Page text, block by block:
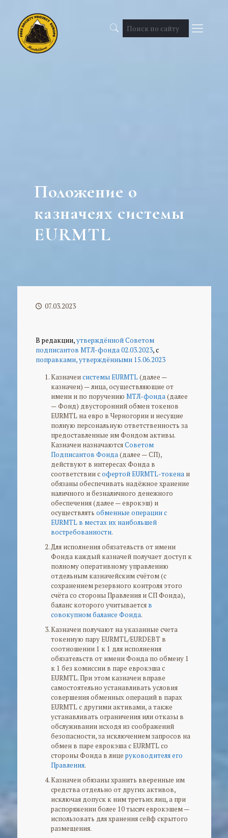
Положение о
казначеях системы
EURMTL
07.03.2023
В редакции,утверждённой Советом
подписантов МТЛ-фонда 02.03.2023, с
поправками, утверждёнными 15.06.2023
Казначеисистемы EURMTL(далее —
казначеи) — лица, осуществляющие от
имени и по поручению МТЛ-фонда(далее
— Фонд) двусторонний обмен токенов
EURMTL на евро в Черногории и несущие
полную персональную ответственность за
предоставленные им Фондом активы.
Казначеи назначаютсяСоветом
Подписантов Фонда(далее — СП),
действуют в интересах Фонда в
соответствии софертой EURMTL-токенаи
обязаны обеспечивать надёжное хранение
наличного и безналичного денежного
обеспечения (далее — еврокэш) и
осуществлять обменные операции с
EURMTL в местах их наибольшей
востребованности.
Для исполнения обязательств от имени
Фонда каждый казначей получает доступ к
полному оперативному управлению
отдельным казначейским счётом (с
сохранением резервного контроля этого
счёта со стороны Правления и СП Фонда),
баланс которого учитывается в
совокупном балансе Фонда.
Казначеи получают на указанные счета
токенную пару EURMTL/EURDEBT в
соотношении 1 к 1 для исполнения
обязательств от имени Фонда по обмену 1
к 1 без комиссии в паре еврокэша с
EURMTL. При этом казначеи вправе
самостоятельно устанавливать условия
совершения обменных операций в парах
EURMTL с другими активами, а также
устанавливать ограничения или отказы в
обслуживании исходя из соображений
безопасности, за исключением запросов на
обмен в паре еврокэша с EURMTL со
стороны Фонда в лице руководителя его
Правления.
Казначеи обязаны хранить вверенные им
средства отдельно от других активов,
исключая допуск к ним третьих лиц, а при
распоряжении более 10 тысяч еврокэшем —
использовать для хранения сейф скрытого
размещения.